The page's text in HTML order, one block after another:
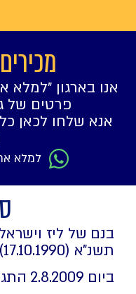
אנו בארגון ״למלא
פרטים של
אנא שלחו לכאן
למלא את
בנם של ליז
תשנ"א (17.10.1990) בהרצליה. אח לשרון.
ביום 2.8.2009 התגייס לצה"ל ושירת בחיל שריון.